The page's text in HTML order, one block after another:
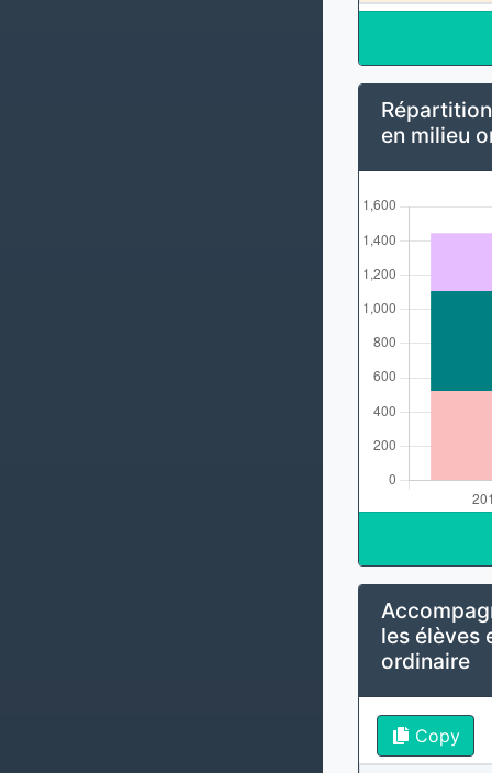
en milieu
les élèves
ordinaire
Copy